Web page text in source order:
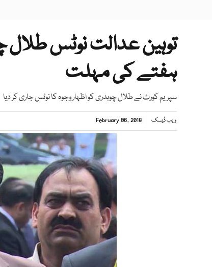
توہین عدالت نوٹس طلال
ہفتے کی مہلت
سپریم کورٹ نے طلال چوہدری کو اظہار وجوہ کا نوٹس جاری کر دیا
ویب ڈیسک February 06, 2018